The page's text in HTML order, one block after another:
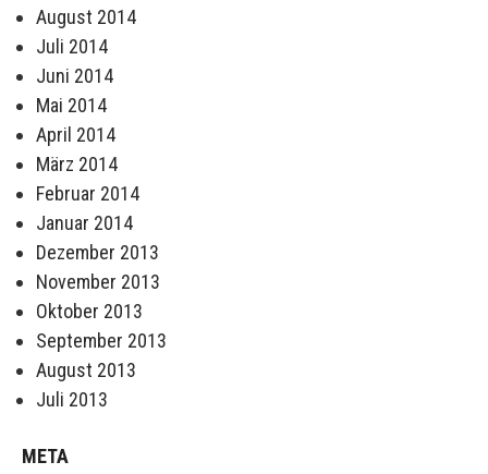
August 2014
Juli 2014
Juni 2014
Mai 2014
April 2014
März 2014
Februar 2014
Januar 2014
Dezember 2013
November 2013
Oktober 2013
September 2013
August 2013
Juli 2013
META